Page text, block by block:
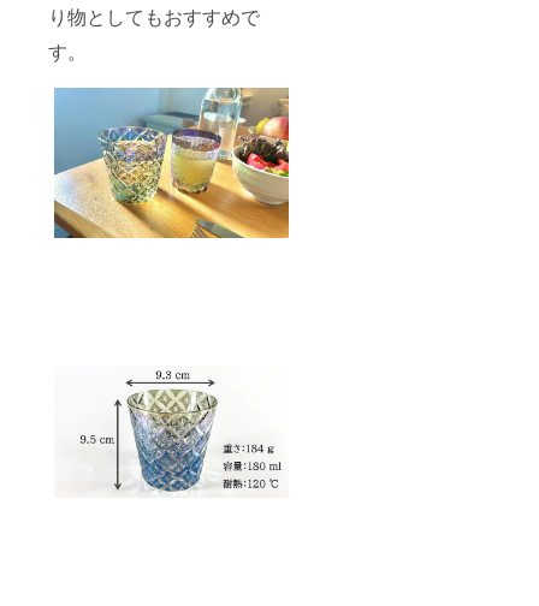
り物としてもおすすめで
す。